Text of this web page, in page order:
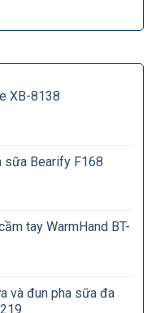
XB-8138
sữa Bearify F168
tay WarmHand BT-
và đun pha sữa đa